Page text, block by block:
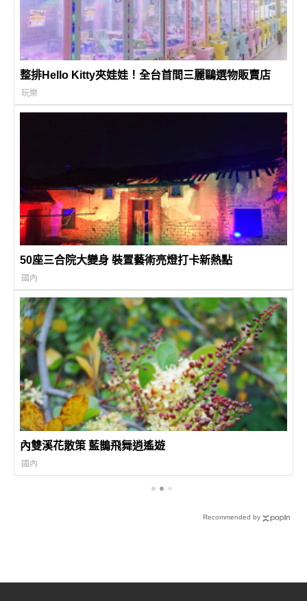
整排Hello Kitty夾娃娃！全台首間三麗鷗選物販賣店
玩樂
50座三合院大變身 裝置藝術亮燈打卡新熱點
國內
內雙溪花散策 藍鵲飛舞逍遙遊
國內
Recommended by